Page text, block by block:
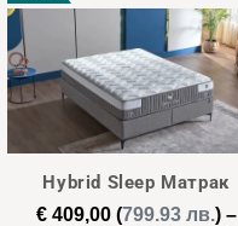
Hybrid Sleep Матрак
€409,00(799.93 лв.) –